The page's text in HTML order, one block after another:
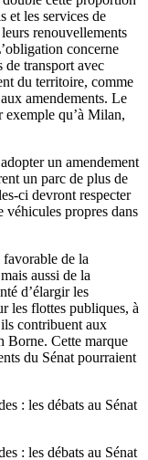
et les services de
renouvellements
concerne
transport avec
du territoire, comme
amendements. Le
qu’à Milan,
un amendement
un parc de plus de
ci devront respecter
véhicules propres dans
de la
aussi de la
d’élargir les
les flottes publiques, à
contribuent aux
Borne. Cette marque
du Sénat pourraient
: les débats au Sénat
: les débats au Sénat